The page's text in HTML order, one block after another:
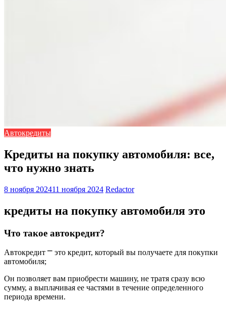
Автокредиты
Кредиты на покупку автомобиля: все,
что нужно знать
8 ноября 202411 ноября 2024 Redactor
кредиты на покупку автомобиля это
Что такое автокредит?
Автокредит ⎻ это кредит, который вы получаете для покупки
автомобиля;
Он позволяет вам приобрести машину, не тратя сразу всю
сумму, а выплачивая ее частями в течение определенного
периода времени.